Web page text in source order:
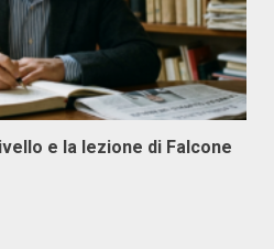
e la lezione di Falcone